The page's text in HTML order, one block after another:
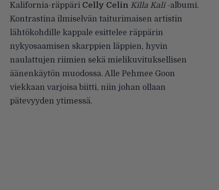
Kalifornia-räppäri Celly Celin Killa Kali-albumi.
Kontrastina ilmiselvän taiturimaisen artistin
lähtökohdille kappale esittelee räppärin
nykyosaamisen skarppien läppien, hyvin
naulattujen riimien sekä mielikuvituksellisen
äänenkäytön muodossa. Alle Pehmee Goon
viekkaan varjoisa biitti, niin johan ollaan
pätevyyden ytimessä.